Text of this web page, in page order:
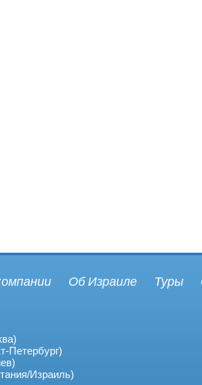
Об Израиле Туры
Петербург)
Израиль)